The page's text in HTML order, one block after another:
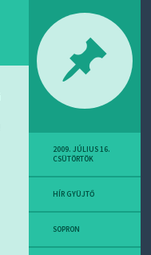
2009. JÚLIUS 16.
CSÜTÖRTÖK
HÍR GYÜJTŐ
SOPRON